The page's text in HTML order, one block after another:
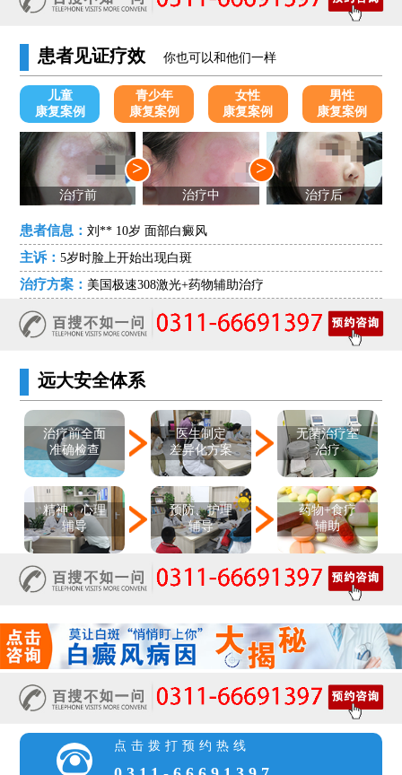
患者见证疗效 你也可以和他们一样
儿童
康复案例
青少年
康复案例
女性
康复案例
男性
康复案例
治疗前
>
治疗中
>
治疗后
患者信息：刘** 10岁 面部白癜风
主诉：5岁时脸上开始出现白斑
治疗方案： 美国极速308激光+药物辅助治疗
远大安全体系
治疗前全面
准确检查
医生制定
差异化方案
无菌治疗室
治疗
精神、心理
辅导
预防、护理
辅导
药物+食疗
辅助
点击拨打预约热线